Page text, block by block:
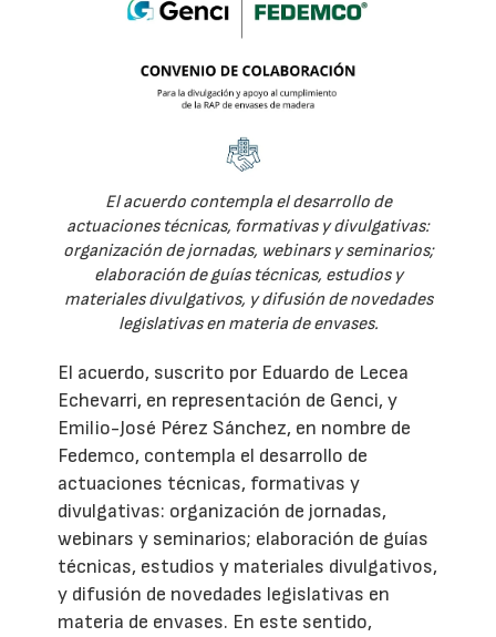
El acuerdo contempla el desarrollo de
actuaciones técnicas, formativas y divulgativas:
organización de jornadas, webinars y seminarios;
elaboración de guías técnicas, estudios y
materiales divulgativos, y difusión de novedades
legislativas en materia de envases.
El acuerdo, suscrito por Eduardo de Lecea
Echevarri, en representación de Genci, y
Emilio-José Pérez Sánchez, en nombre de
Fedemco, contempla el desarrollo de
actuaciones técnicas, formativas y
divulgativas: organización de jornadas,
webinars y seminarios; elaboración de guías
técnicas, estudios y materiales divulgativos,
y difusión de novedades legislativas en
materia de envases. En este sentido,